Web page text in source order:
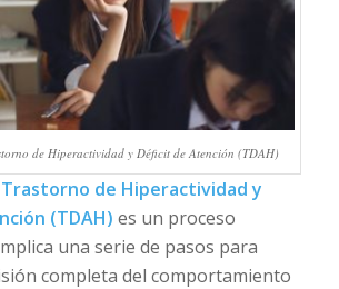
de Hiperactividad y Déficit de Atención (TDAH)
Trastorno de Hiperactividad y
(TDAH) es un proceso
una serie de pasos para
completa del comportamiento